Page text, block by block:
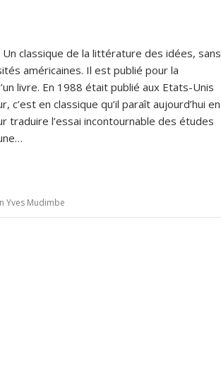
classique de la littérature des idées, sans
américaines. Il est publié pour la
livre. En 1988 était publié aux Etats-Unis
en classique qu’il paraît aujourd’hui en
traduire l’essai incontournable des études
Yves Mudimbe